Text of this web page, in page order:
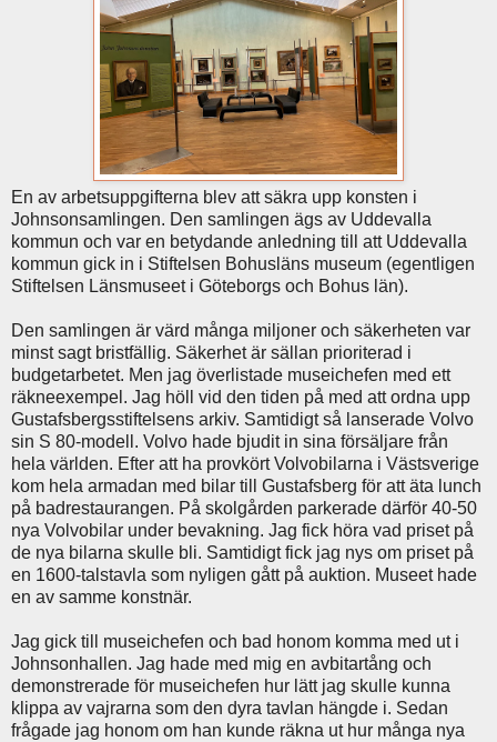
En av arbetsuppgifterna blev att säkra upp konsten i
Johnsonsamlingen. Den samlingen ägs av Uddevalla
kommun och var en betydande anledning till att Uddevalla
kommun gick in i Stiftelsen Bohusläns museum (egentligen
Stiftelsen Länsmuseet i Göteborgs och Bohus län).
Den samlingen är värd många miljoner och säkerheten var
minst sagt bristfällig. Säkerhet är sällan prioriterad i
budgetarbetet. Men jag överlistade museichefen med ett
räkneexempel. Jag höll vid den tiden på med att ordna upp
Gustafsbergsstiftelsens arkiv. Samtidigt så lanserade Volvo
sin S 80-modell. Volvo hade bjudit in sina försäljare från
hela världen. Efter att ha provkört Volvobilarna i Västsverige
kom hela armadan med bilar till Gustafsberg för att äta lunch
på badrestaurangen. På skolgården parkerade därför 40-50
nya Volvobilar under bevakning. Jag fick höra vad priset på
de nya bilarna skulle bli. Samtidigt fick jag nys om priset på
en 1600-talstavla som nyligen gått på auktion. Museet hade
en av samme konstnär.
Jag gick till museichefen och bad honom komma med ut i
Johnsonhallen. Jag hade med mig en avbitartång och
demonstrerade för museichefen hur lätt jag skulle kunna
klippa av vajrarna som den dyra tavlan hängde i. Sedan
frågade jag honom om han kunde räkna ut hur många nya